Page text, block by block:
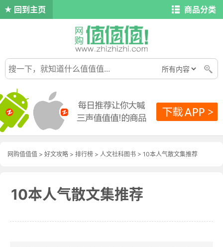
回到主页 商品分类
网购值值值 > 好文攻略 > 排行榜 > 人文社科图书 > 10本人气散文集推荐
10本人气散文集推荐